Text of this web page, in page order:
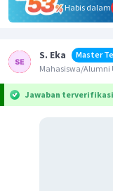
Habis dalam
S. Eka
Master
Mahasiswa/Alumni
Jawaban terverifikasi